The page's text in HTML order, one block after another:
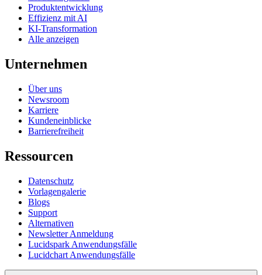
Produktentwicklung
Effizienz mit AI
KI-Transformation
Alle anzeigen
Unternehmen
Über uns
Newsroom
Karriere
Kundeneinblicke
Barrierefreiheit
Ressourcen
Datenschutz
Vorlagengalerie
Blogs
Support
Alternativen
Newsletter Anmeldung
Lucidspark Anwendungsfälle
Lucidchart Anwendungsfälle